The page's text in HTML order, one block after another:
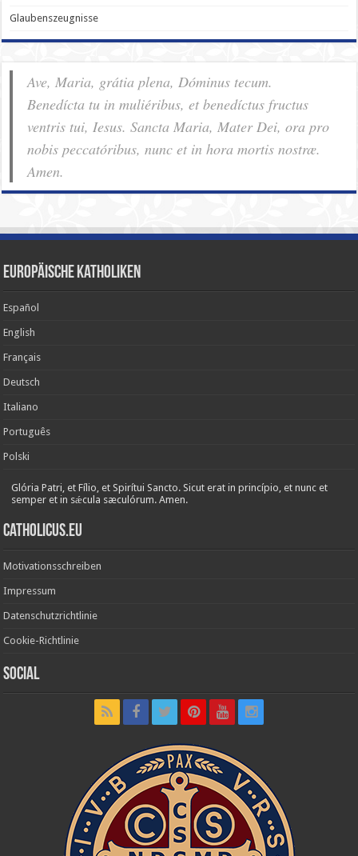
Glaubenszeugnisse
Ave, Maria, grátia plena, Dóminus tecum.
Benedícta tu in muliéribus, et benedíctus fructus
ventris tui, Iesus. Sancta Maria, Mater Dei, ora pro
nobis pec­ca­tóribus, nunc et in hora mortis nostræ.
Amen.
Europäische Katholiken
Español
English
Français
Deutsch
Italiano
Português
Polski
Glória Patri, et Fílio, et Spirítui Sancto. Sicut erat in princípio, et nunc et
semper et in sǽcula sæculórum. Amen.
Catholicus.eu
Motivationsschreiben
Impressum
Datenschutzrichtlinie
Cookie-Richtlinie
Social